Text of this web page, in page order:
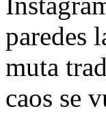
paredes
muta
caos se